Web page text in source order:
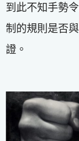
到此不知手勢
制的規則是否
證。